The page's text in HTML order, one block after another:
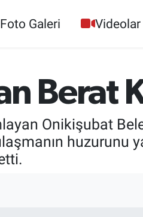
Foto Galeri Videolar
Berat
Onikişubat
huzurunu